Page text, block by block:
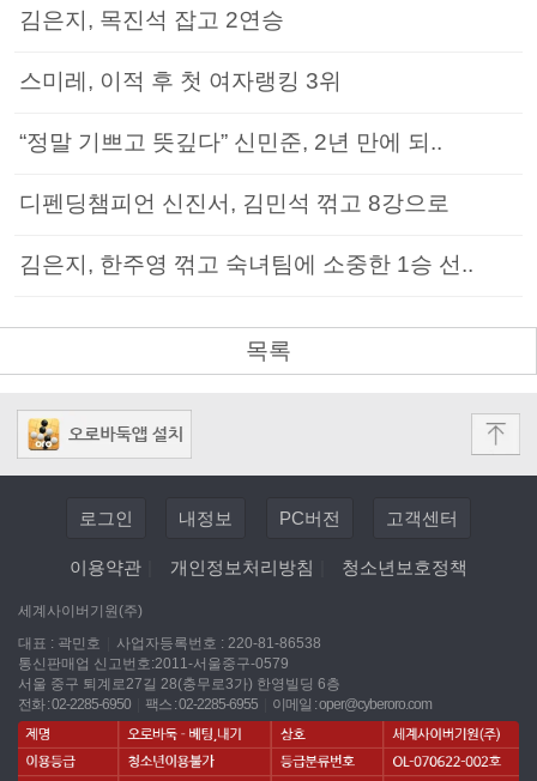
김은지, 목진석 잡고 2연승
스미레, 이적 후 첫 여자랭킹 3위
“정말 기쁘고 뜻깊다” 신민준, 2년 만에 되..
디펜딩챔피언 신진서, 김민석 꺾고 8강으로
김은지, 한주영 꺾고 숙녀팀에 소중한 1승 선..
목록
로그인 내정보 PC버전 고객센터
이용약관 개인정보처리방침 청소년보호정책
세계사이버기원(주)
대표 : 곽민호
사업자등록번호 : 220-81-86538
통신판매업 신고번호:2011-서울중구-0579
서울 중구 퇴계로27길 28(충무로3가) 한영빌딩 6층
전화 : 02-2285-6950
팩스 : 02-2285-6955 이메일 :oper@cyberoro.com